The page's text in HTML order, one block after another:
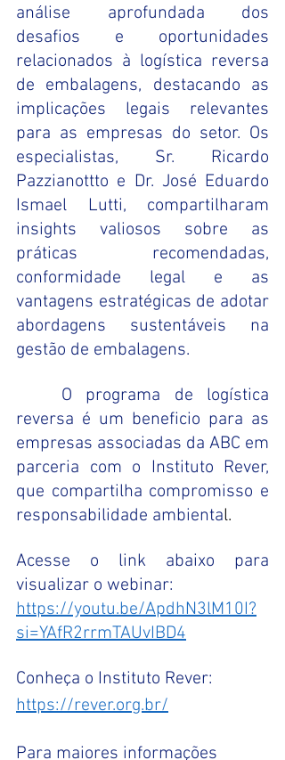
análise aprofundada dos
desafios e oportunidades
relacionados à logística reversa
de embalagens, destacando as
implicações legais relevantes
para as empresas do setor. Os
especialistas, Sr. Ricardo
Pazzianottto e Dr. José Eduardo
Ismael Lutti, compartilharam
insights valiosos sobre as
práticas recomendadas,
conformidade legal e as
vantagens estratégicas de adotar
abordagens sustentáveis na
gestão de embalagens.
reversa é um beneficio para as
empresas associadas da ABC em
parceria com o Instituto Rever,
que compartilha compromisso e
responsabilidade ambiental.
Acesse o link abaixo para
visualizar o webinar:
https://youtu.be/ApdhN3lM10I?
si=YAfR2rrmTAUvIBD4
Conheça o Instituto Rever:
https://rever.org.br/
Para maiores informações